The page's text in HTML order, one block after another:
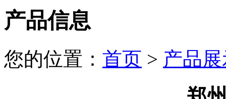
产品信息
您的位置： 首页 > 产品